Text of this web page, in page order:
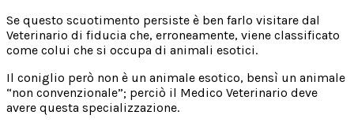
Se questo scuotimento persiste è ben farlo visitare dal
Veterinario di fiducia che, erroneamente, viene classificato
come colui che si occupa di animali esotici.
Il coniglio però non è un animale esotico, bensì un animale
“non convenzionale”; perciò il Medico Veterinario deve
avere questa specializzazione.